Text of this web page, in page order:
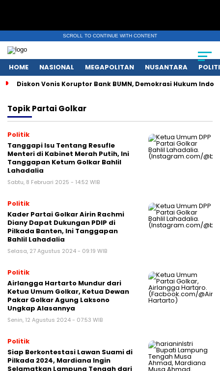
SCROLL TO CONTINUE WITH CONTENT
HOME NASIONAL MEGAPOLITAN NUSANTARA
Diskon Vonis Koruptor Bank BUMN, Demokrasi Hukum
TopikPartai Golkar
Politik
Tanggapi Isu Tentang Resufle
Menteri di Kabinet Merah Putih, Ini
Tanggapan Ketum Golkar Bahlil
Lahadalia
Sabtu, 8 Februari 2025 - 14:52 WIB
Politik
Kader Partai Golkar Airin Rachmi
Diany Dapat Dukungan PDIP di
Pilkada Banten, Ini Tanggapan
Bahlil Lahadalia
Selasa, 27 Agustus 2024 - 09:19 WIB
Politik
Airlangga Hartarto Mundur dari
Ketua Umum Golkar, Ketua Dewan
Pakar Golkar Agung Laksono
Ungkap Alasannya
Senin, 12 Agustus 2024 - 07:53 WIB
Politik
Siap Berkontestasi Lawan Suami di
Pilkada 2024, Mardiana Ingin
Selamatkan Lampung Tengah dari